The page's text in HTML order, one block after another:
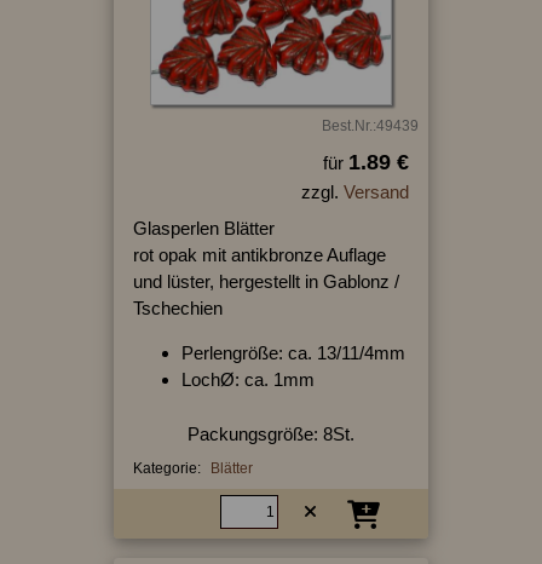
Best.Nr.:49439
für 1.89 €
zzgl. Versand
Glasperlen Blätter
rot opak mit antikbronze Auflage
und lüster, hergestellt in Gablonz /
Tschechien
Perlengröße: ca. 13/11/4mm
LochØ: ca. 1mm
Packungsgröße: 8St.
Kategorie: Blätter